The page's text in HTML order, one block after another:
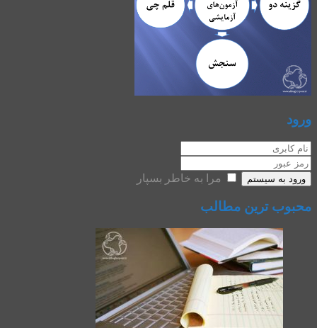
ورود
ورود به سیستم مرا به خاطر بسپار
محبوب ترین مطالب